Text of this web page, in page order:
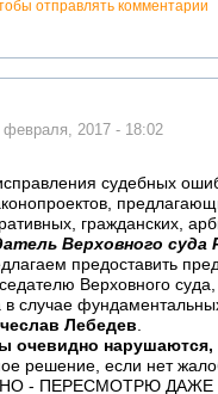
отправлять комментарии
февраля, 2017 - 18:02
судебных
гражданских,
Верховного суда
предоставить
Верховного
в случае
Лебедев.
очевидно
решение, если нет
ПЕРЕСМОТРЮ ДАЖЕ